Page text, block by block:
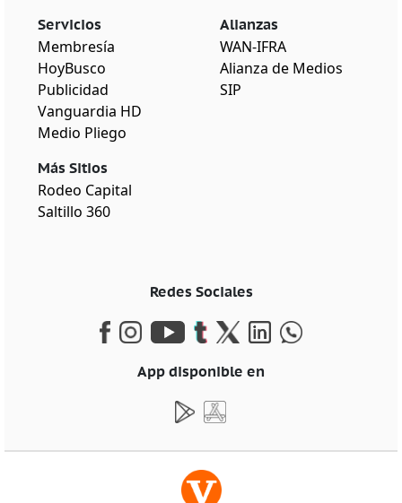
Servicios
Membresía
HoyBusco
Publicidad
Vanguardia HD
Medio Pliego
Más Sitios
Rodeo Capital
Saltillo 360
Alianzas
WAN-IFRA
Alianza de Medios
SIP
Redes Sociales
App disponible en